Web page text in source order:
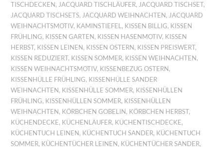
TISCHDECKEN, JACQUARD TISCHLÄUFER, JACQUARD TISCHSET,
JACQUARD TISCHSETS, JACQUARD WEIHNACHTEN, JACQUARD
WEIHNACHTSMOTIV, KAMINSTIEFEL , KISSEN BILLIG, KISSEN
FRÜHLING, KISSEN GARTEN, KISSEN HASENMOTIV, KISSEN
HERBST, KISSEN LEINEN, KISSEN OSTERN, KISSEN PREISWERT,
KISSEN REDUZIERT, KISSEN SOMMER, KISSEN WEIHNACHTEN,
KISSEN WEIHNACHTSMOTIV, KISSENBEZUG OSTERN,
KISSENHÜLLE FRÜHLING, KISSENHÜLLE SANDER
WEIHNACHTEN, KISSENHÜLLE SOMMER, KISSENHÜLLEN
FRÜHLING, KISSENHÜLLEN SOMMER, KISSENHÜLLEN
WEIHNACHTEN, KÖRBCHEN GOBELIN, KÖRBCHEN HERBST,
KÜCHENDECKE, KÜCHENLÄUFER, KÜCHENTISCHDECKE,
KÜCHENTUCH LEINEN, KÜCHENTUCH SANDER, KÜCHENTUCH
SOMMER, KÜCHENTÜCHER LEINEN, KÜCHENTÜCHER SANDER,